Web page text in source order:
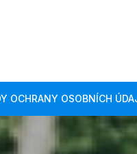
OCHRANY OSOBNÍCH